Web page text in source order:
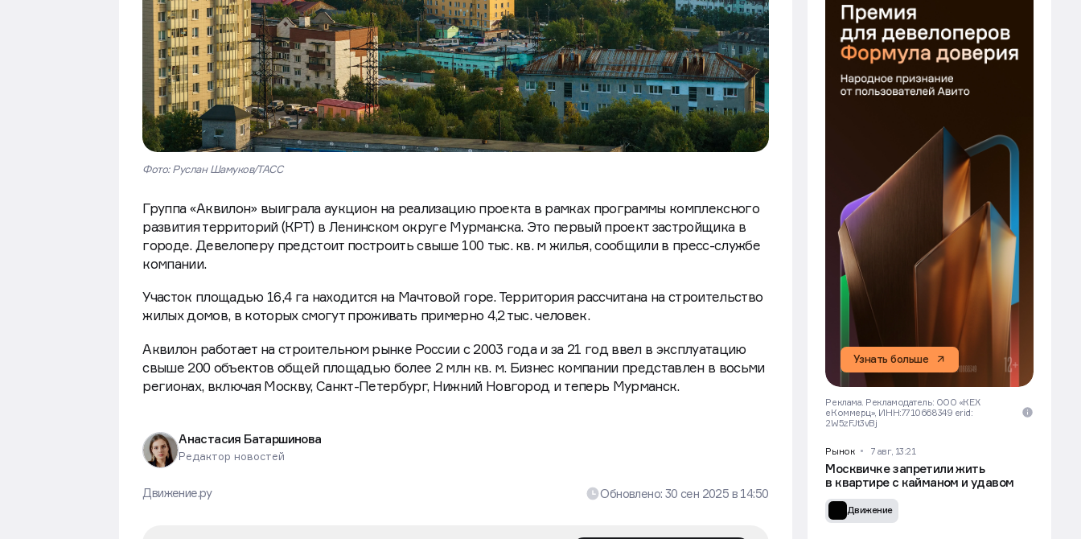
Фото: Руслан Шамуков/ТАСС
Группа «Аквилон» выиграла аукцион на реализацию проекта в рамках программы комплексного
развития территорий (КРТ) в Ленинском округе Мурманска. Это первый проект застройщика в
городе. Девелоперу предстоит построить свыше 100 тыс. кв. м жилья, сообщили в пресс-службе
компании.
Участок площадью 16,4 га находится на Мачтовой горе. Территория рассчитана на строительство
жилых домов, в которых смогут проживать примерно 4,2 тыс. человек.
Аквилон работает на строительном рынке России с 2003 года и за 21 год ввел в эксплуатацию
свыше 200 объектов общей площадью более 2 млн кв. м. Бизнес компании представлен в восьми
регионах, включая Москву, Санкт-Петербург, Нижний Новгород и теперь Мурманск.
Анастасия Батаршинова
Редактор новостей
Движение.ру Обновлено: 30 сен 2025 в 14:50
Узнать больше
Реклама. Рекламодатель: ООО «КЕХ
еКоммерц», ИНН:7710668349 erid:
2W5zFJt3vBj
Рынок 7 авг, 13:21
Москвичке запретили жить
в квартире с кайманом и удавом
Движение